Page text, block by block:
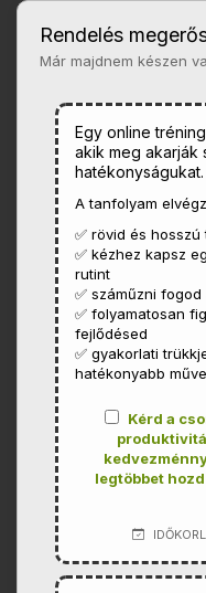
Rendelés
Már majdnem készen
Egy online
akik meg akarják
hatékonyságukat.
A tanfolyam
✅ rövid és
✅ kézhez kapsz
rutint
✅ száműzni
✅ folyamatosan
fejlődésed
✅ gyakorlati
hatékonyabb
Kérd a
legtöbbet